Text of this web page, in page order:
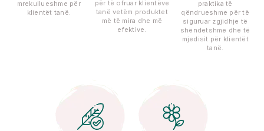
mrekullueshme për
klientët tanë.
për të ofruar klientëve
tanë vetëm produktet
më të mira dhe më
efektive.
praktika të
qëndrueshme për të
siguruar zgjidhje të
shëndetshme dhe të
mjedisit për klientët
tanë.